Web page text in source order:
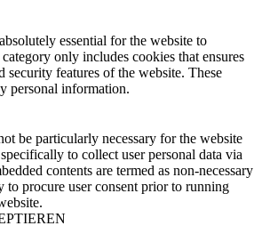
essential for the website to
only includes cookies that ensures
security features of the website. These
personal information.
be particularly necessary for the website
to collect user personal data via
contents are termed as non-necessary
to procure user consent prior to running